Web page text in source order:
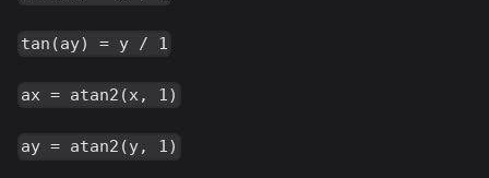
tan(ay) = y / 1
ax = atan2(x, 1)
ay = atan2(y, 1)